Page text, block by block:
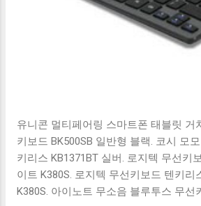
유니콘 멀티페어링 스마트폰 태블릿 거
키보드 BK500SB 일반형 블랙. 코시 모
키리스 KB1371BT 실버. 로지텍 무선키
이트 K380S. 로지텍 무선키보드 텐키리
K380S. 아이노트 무소음 블루투스 무선